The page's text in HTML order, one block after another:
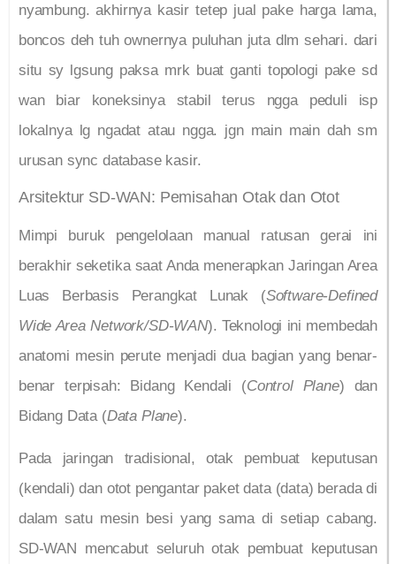
nyambung. akhirnya kasir tetep jual pake harga lama,
boncos deh tuh ownernya puluhan juta dlm sehari. dari
situ sy lgsung paksa mrk buat ganti topologi pake sd
wan biar koneksinya stabil terus ngga peduli isp
lokalnya lg ngadat atau ngga. jgn main main dah sm
urusan sync database kasir.
Arsitektur SD-WAN: Pemisahan Otak dan Otot
Mimpi buruk pengelolaan manual ratusan gerai ini
berakhir seketika saat Anda menerapkan Jaringan Area
Luas Berbasis Perangkat Lunak (Software-Defined
Wide Area Network/SD-WAN). Teknologi ini membedah
anatomi mesin perute menjadi dua bagian yang benar-
benar terpisah: Bidang Kendali (Control Plane) dan
Bidang Data (Data Plane).
Pada jaringan tradisional, otak pembuat keputusan
(kendali) dan otot pengantar paket data (data) berada di
dalam satu mesin besi yang sama di setiap cabang.
SD-WAN mencabut seluruh otak pembuat keputusan